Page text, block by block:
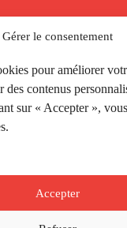
Gérer le consentement
pour améliorer
contenus
sur « Accepter »,
Accepter
vente
Côté Courrier